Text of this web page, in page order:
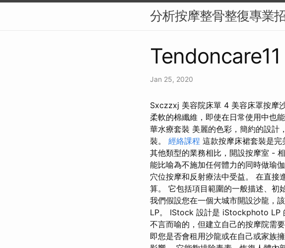
分析按摩整骨整復專業
Jan 25, 2020
Sxczzxj 美容院床單 4 美容床罩按摩
柔軟的棉纖維，即使在日常使用中也
華水療套裝 美麗的色彩，簡約的設計
裝。 經絡課程 這款按摩床裙套裝是
其他類型的業務相比，開設按摩室 -
能比喻為不施加任何體力的同時做瑜
穴位按摩和反射療法中受益。 在直接
算。 它包括項目範圍的一般描述、初
我們假設您在一個大城市開設沙龍
LP。 IStock 設計是 iStockphoto LP
不言而喻的，但建立自己的按摩院需
即您是否會租用沙龍或在自己或家族